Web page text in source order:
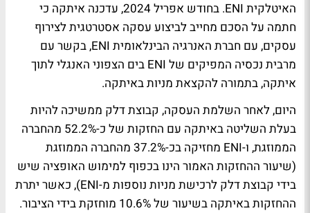
האיטלקית ENI. בחודש אפריל 2024, עדכנה איתקה כי
חתמה על הסכם מחייב לביצוע עסקה אסטרטגית לצירוף
עסקים, עם חברת האנרגיה הבינלאומית ENI, בקשר עם
מרבית נכסיה המפיקים של ENI בים הצפוני האנגלי לתוך
איתקה, בתמורה להקצאת מניות באיתקה.
היום, לאחר השלמת העסקה, קבוצת דלק ממשיכה להיות
בעלת השליטה באיתקה עם החזקות של כ-52.2% מהחברה
הממוזגת, ו-ENI מחזיקה בכ-37.2% מהחברה הממוזגת
(שיעור ההחזקות האמור הינו בכפוף למימוש האופציה שיש
בידי קבוצת דלק לרכישת מניות נוספות מ-ENI), כאשר יתרת
ההחזקות באיתקה בשיעור של 10.6% מוחזקת בידי הציבור.